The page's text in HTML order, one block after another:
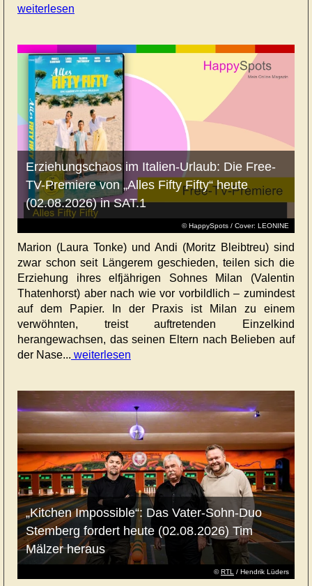
weiterlesen
© HappySpots / Cover: LEONINE
Erziehungschaos im Italien-Urlaub: Die Free-
TV-Premiere von „Alles Fifty Fifty“ heute
(02.08.2026) in SAT.1
Marion (Laura Tonke) und Andi (Moritz Bleibtreu) sind
zwar schon seit Längerem geschieden, teilen sich die
Erziehung ihres elfjährigen Sohnes Milan (Valentin
Thatenhorst) aber nach wie vor vorbildlich – zumindest
auf dem Papier. In der Praxis ist Milan zu einem
verwöhnten, treist auftretenden Einzelkind
herangewachsen, das seinen Eltern nach Belieben auf
der Nase... weiterlesen
© RTL / Hendrik Lüders
„Kitchen Impossible“: Das Vater-Sohn-Duo
Stemberg fordert heute (02.08.2026) Tim
Mälzer heraus